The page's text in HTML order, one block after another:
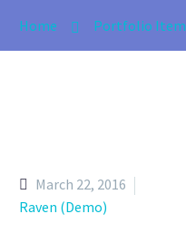
Home Portfolio Item
March 22, 2016
Raven (Demo)